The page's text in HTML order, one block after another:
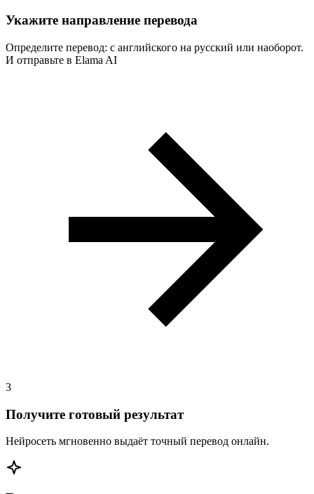
Укажите направление перевода
Определите перевод: с английского на русский или наоборот.
И отправьте в Elama AI
3
Получите готовый результат
Нейросеть мгновенно выдаёт точный перевод онлайн.